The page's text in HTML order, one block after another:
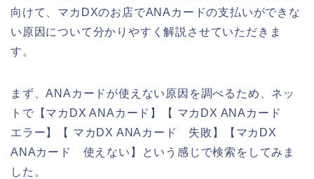
向けて、マカDXのお店でANAカードの支払いができな
い原因について分かりやすく解説させていただきま
す。
まず、ANAカードが使えない原因を調べるため、ネッ
トで【マカDX ANAカード】【 マカDX ANAカード
エラー】【 マカDX ANAカード 失敗】【マカDX
ANAカード 使えない】という感じで検索をしてみま
した。